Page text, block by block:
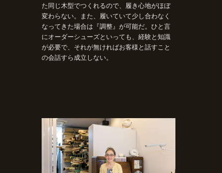
た同じ木型でつくれるので、履き心地がほぼ
変わらない。また、履いていて少し合わなく
なってきた場合は『調整』が可能だ。ひと言
にオーダーシューズといっても、経験と知識
が必要で、それが無ければお客様と話すこと
の会話すら成立しない。